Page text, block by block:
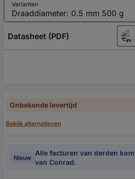
Varianten
Datasheet (PDF)
Onbekende levertijd
Bekijk alternatieven
Nieuw
Alle facturen van derden
van Conrad.